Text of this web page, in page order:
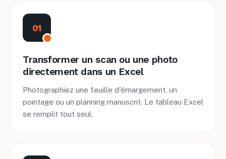
01
Transformer un scan ou une photo
directement dans un Excel
Photographiez une feuille d'émargement, un
pointage ou un planning manuscrit. Le tableau Excel
se remplit tout seul.